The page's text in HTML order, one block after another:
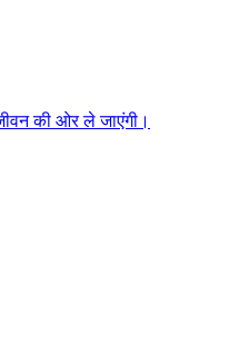
की ओर ले जाएंगी।